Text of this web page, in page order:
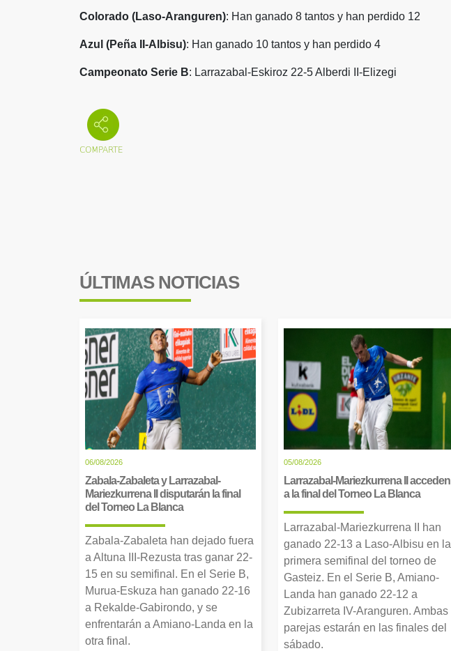
Colorado (Laso-Aranguren): Han ganado 8 tantos y han perdido 12
Azul (Peña II-Albisu): Han ganado 10 tantos y han perdido 4
Campeonato Serie B: Larrazabal-Eskiroz 22-5 Alberdi II-Elizegi
ÚLTIMAS NOTICIAS
06/08/2026
Zabala-Zabaleta y Larrazabal-
Mariezkurrena II disputarán la final
del Torneo La Blanca
Zabala-Zabaleta han dejado fuera
a Altuna III-Rezusta tras ganar 22-
15 en su semifinal. En el Serie B,
Murua-Eskuza han ganado 22-16
a Rekalde-Gabirondo, y se
enfrentarán a Amiano-Landa en la
otra final.
05/08/2026
Larrazabal-Mariezkurrena II acceden
a la final del Torneo La Blanca
Larrazabal-Mariezkurrena II han
ganado 22-13 a Laso-Albisu en la
primera semifinal del torneo de
Gasteiz. En el Serie B, Amiano-
Landa han ganado 22-12 a
Zubizarreta IV-Aranguren. Ambas
parejas estarán en las finales del
sábado.